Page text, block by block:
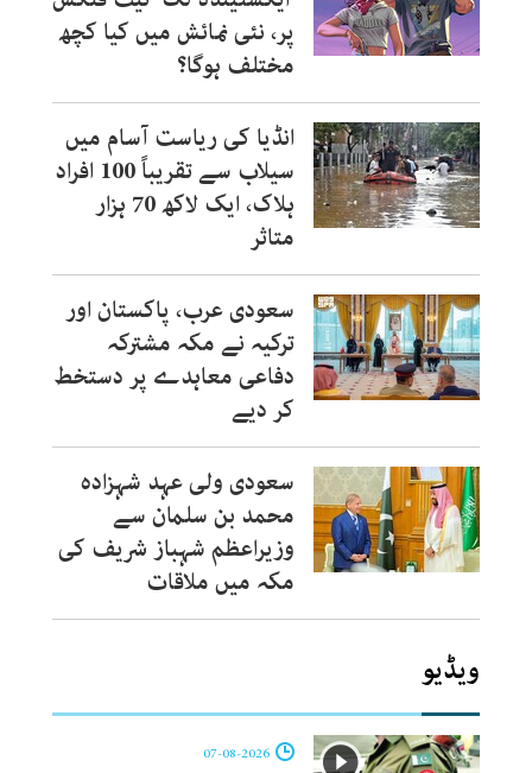
پر، نئی نمائش میں کیا کچھ
مختلف ہوگا؟
انڈیا کی ریاست آسام میں
سیلاب سے تقریباً 100 افراد
ہلاک، ایک لاکھ 70 ہزار
متاثر
سعودی عرب، پاکستان اور
ترکیہ نے مکہ مشترکہ
دفاعی معاہدے پر دستخط
کر دیے
سعودی ولی عہد شہزادہ
محمد بن سلمان سے
وزیراعظم شہباز شریف کی
مکہ میں ملاقات
ویڈیو